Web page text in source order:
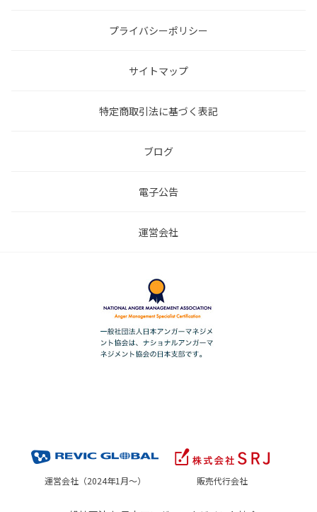
プライバシーポリシー
サイトマップ
特定商取引法に基づく表記
ブログ
電子公告
運営会社
運営会社（2024年1月～） 販売代行会社